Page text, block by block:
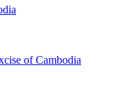
of Cambodia